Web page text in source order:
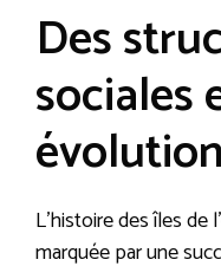
Des
sociales
évolution
L’histoire des îles de
marquée par une